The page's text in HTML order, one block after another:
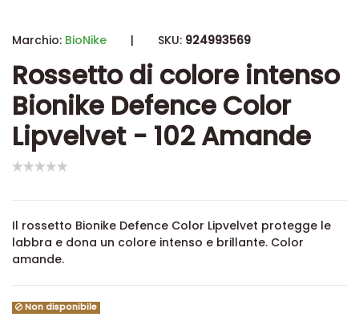
Marchio: BioNike | SKU: 924993569
Rossetto di colore intenso
Bionike Defence Color
Lipvelvet - 102 Amande
Il rossetto Bionike Defence Color Lipvelvet protegge le
labbra e dona un colore intenso e brillante. Color
amande.
Non disponibile